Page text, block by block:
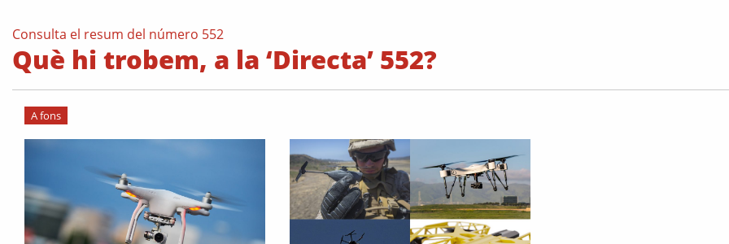
Consulta el resum del número 552
Què hi trobem, a la ‘Directa’ 552?
A fons